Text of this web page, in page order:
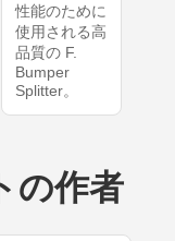
性能のために
使用される高
品質の F.
Bumper
Splitter。
の作者